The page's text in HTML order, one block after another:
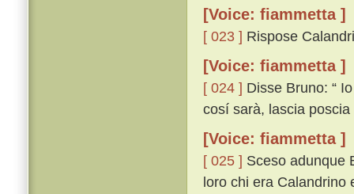
[Voice: fiammetta ]
[ 023 ] Rispose
[Voice: fiammetta ]
[ 024 ] Disse Bruno: “
cosí sarà, lascia poscia
[Voice: fiammetta ]
[ 025 ] Sceso adunque
loro chi era Calandrino